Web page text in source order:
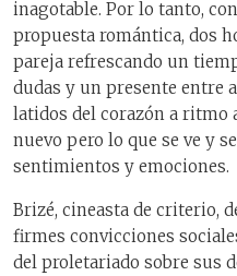
inagotable. Por lo tanto,
propuesta romántica, dos
pareja refrescando un
dudas y un presente entre
latidos del corazón a ritmo
nuevo pero lo que se ve y
sentimientos y emociones.
Brizé, cineasta de criterio,
firmes convicciones
del proletariado sobre sus